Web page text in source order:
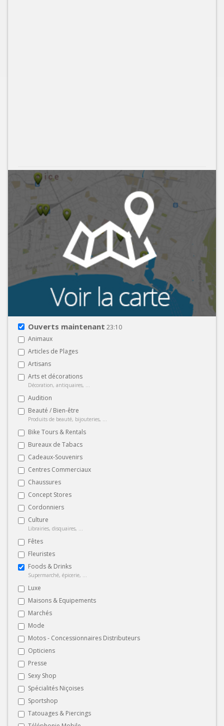
Ouverts maintenant 23:10
Animaux
Articles de Plages
Artisans
Arts et décorations
Décoration, antiquaires, ...
Audition
Beauté / Bien-être
Produits de beauté, bijouteries, ...
Bike Tours & Rentals
Bureaux de Tabacs
Cadeaux-Souvenirs
Centres Commerciaux
Chaussures
Concept Stores
Cordonniers
Culture
Librairies, disquaires, ...
Fêtes
Fleuristes
Foods & Drinks
Supermarché, épicerie, ...
Luxe
Maisons & Equipements
Marchés
Mode
Motos - Concessionnaires Distributeurs
Opticiens
Presse
Sexy Shop
Spécialités Niçoises
Sportshop
Tatouages & Piercings